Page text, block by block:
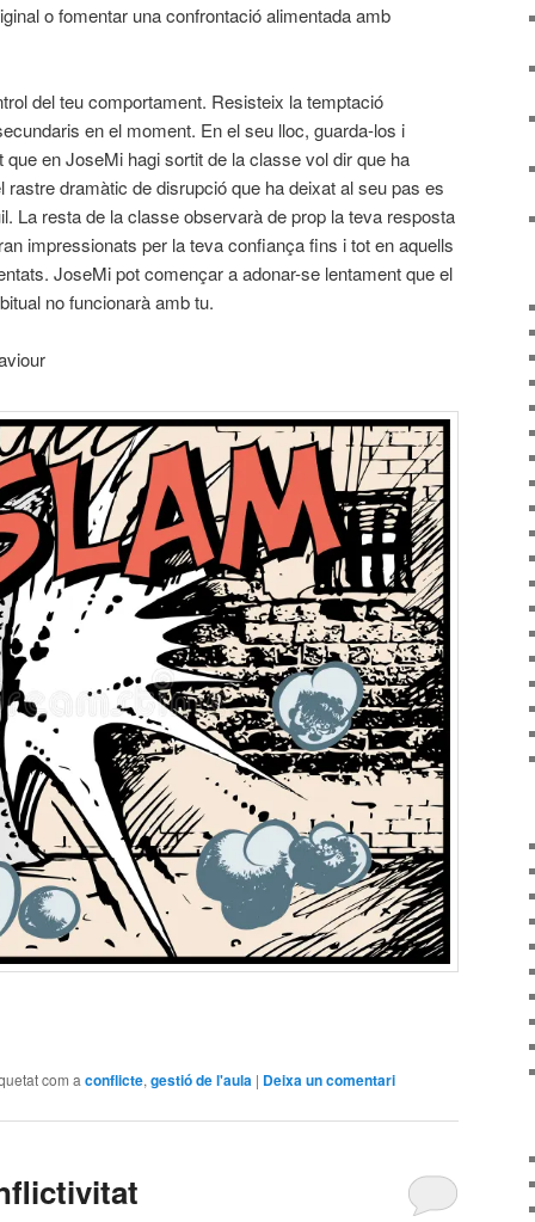
o fomentar una confrontació alimentada amb
del teu comportament. Resisteix la temptació
en el moment. En el seu lloc, guarda-los i
en JoseMi hagi sortit de la classe vol dir que ha
dramàtic de disrupció que ha deixat al seu pas es
La resta de la classe observarà de prop la teva resposta
impressionats per la teva confiança fins i tot en aquells
JoseMi pot començar a adonar-se lentament que el
no funcionarà amb tu.
com a conflicte, gestió de l'aula | Deixa un comentari